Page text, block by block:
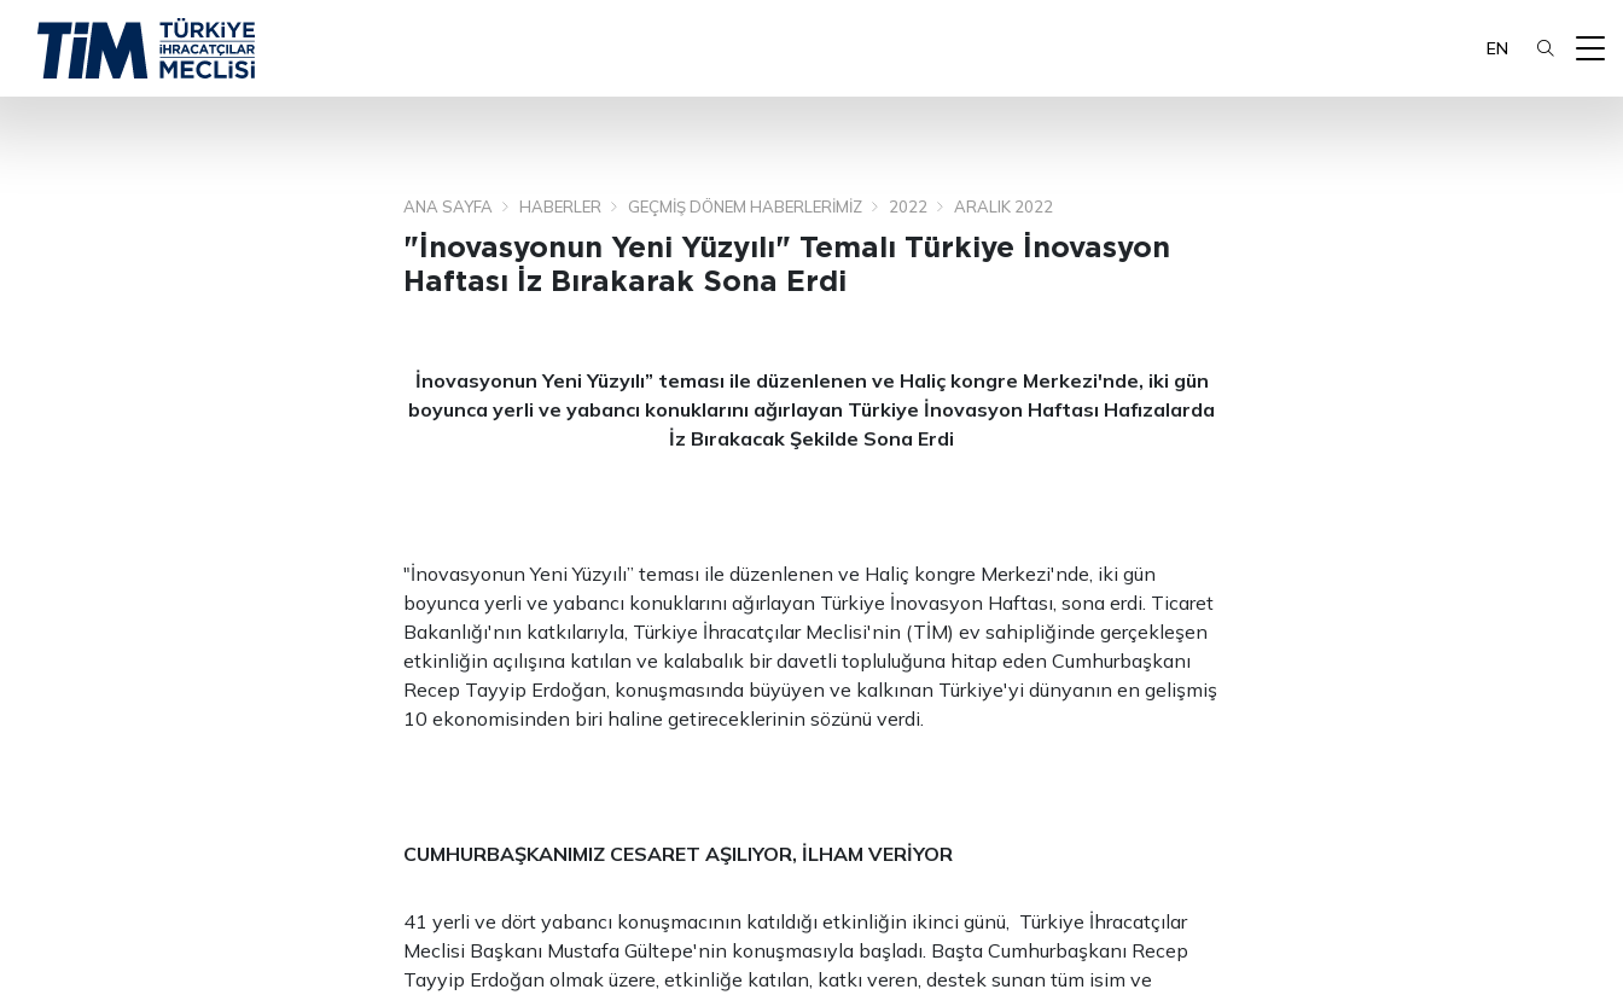
EN
ANA SAYFA HABERLER GEÇMIŞ DÖNEM HABERLERIMIZ 2022 ARALIK 2022
"İnovasyonun Yeni Yüzyılı" Temalı Türkiye İnovasyon
Haftası İz Bırakarak Sona Erdi
İnovasyonun Yeni Yüzyılı” teması ile düzenlenen ve Haliç kongre Merkezi'nde, iki gün
boyunca yerli ve yabancı konuklarını ağırlayan Türkiye İnovasyon Haftası Hafızalarda
İz Bırakacak Şekilde Sona Erdi
"İnovasyonun Yeni Yüzyılı” teması ile düzenlenen ve Haliç kongre Merkezi'nde, iki gün
boyunca yerli ve yabancı konuklarını ağırlayan Türkiye İnovasyon Haftası, sona erdi. Ticaret
Bakanlığı'nın katkılarıyla, Türkiye İhracatçılar Meclisi'nin (TİM) ev sahipliğinde gerçekleşen
etkinliğin açılışına katılan ve kalabalık bir davetli topluluğuna hitap eden Cumhurbaşkanı
Recep Tayyip Erdoğan, konuşmasında büyüyen ve kalkınan Türkiye'yi dünyanın en gelişmiş
10 ekonomisinden biri haline getireceklerinin sözünü verdi.
CUMHURBAŞKANIMIZ CESARET AŞILIYOR, İLHAM VERİYOR
41 yerli ve dört yabancı konuşmacının katıldığı etkinliğin ikinci günü, Türkiye İhracatçılar
Meclisi Başkanı Mustafa Gültepe'nin konuşmasıyla başladı. Başta Cumhurbaşkanı Recep
Tayyip Erdoğan olmak üzere, etkinliğe katılan, katkı veren, destek sunan tüm isim ve